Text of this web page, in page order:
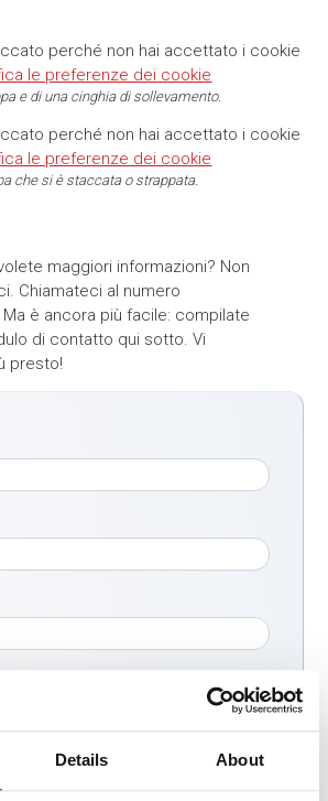
Details About
perché non hai accettato i cookie
le preferenze dei cookie
e di una cinghia di sollevamento.
perché non hai accettato i cookie
le preferenze dei cookie
che si è staccata o strappata.
maggiori informazioni? Non
Chiamateci al numero
Ma è ancora più facile: compilate
di contatto qui sotto. Vi
presto!